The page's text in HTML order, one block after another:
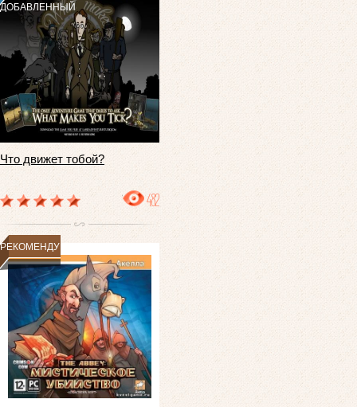
ДОБАВЛЕННЫЙ
Что движет тобой?
482
РЕКОМЕНДУЕМ